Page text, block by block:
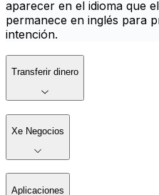
aparecer en el idioma que
permanece en inglés para
intención.
Transferir dinero
Xe Negocios
Aplicaciones